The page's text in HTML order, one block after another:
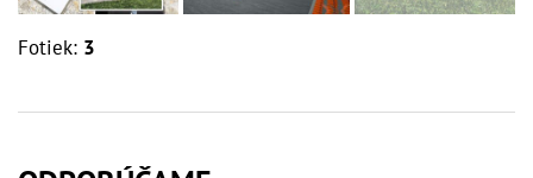
Fotiek: 3